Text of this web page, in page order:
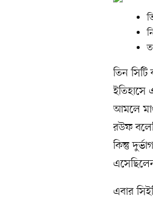
তিন সিটি
ইতিহাসে
আমলে
রউফ
কিন্তু
এবার